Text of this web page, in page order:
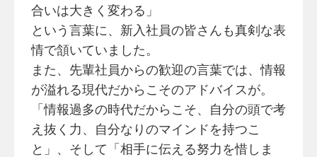
合いは大きく変わる」
という言葉に、新入社員の皆さんも真剣な表
情で頷いていました。
また、先輩社員からの歓迎の言葉では、情報
が溢れる現代だからこそのアドバイスが。
「情報過多の時代だからこそ、自分の頭で考
え抜く力、自分なりのマインドを持つこ
と」、そして「相手に伝える努力を惜しま